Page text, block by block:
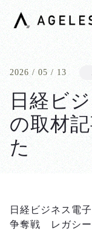
2026 / 05 / 13
日経ビ
の取材
た
日経ビジネス電
争奪戦 レガシー